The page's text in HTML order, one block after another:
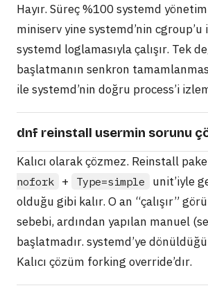
Hayır. Süreç %100 systemd
miniserv yine systemd’nin cgroup’u
systemd loglamasıyla çalışır. Tek
başlatmanın senkron
ile systemd’nin doğru process’i
dnf reinstall usermin sorunu
Kalıcı olarak çözmez. Reinstall
nofork + Type=simple
unit’iyle
olduğu gibi kalır. O an “çalışır”
sebebi, ardından yapılan manuel
başlatmadır. systemd’ye
Kalıcı çözüm forking override’dır.